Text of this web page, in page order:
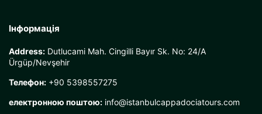
Інформація
Address: Dutlucami Mah. Cingilli Bayır Sk. No: 24/A
Ürgüp/Nevşehir
Телефон: +90 5398557275
електронною поштою: info@istanbulcappadociatours.com